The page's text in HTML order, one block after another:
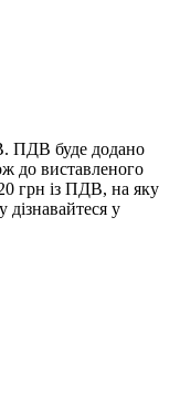
ПДВ буде додано
до виставленого
грн із ПДВ, на яку
у